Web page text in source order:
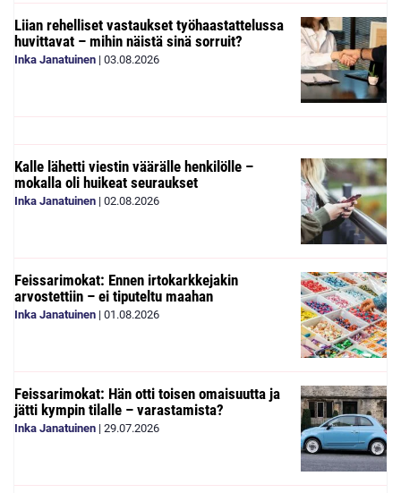
Liian rehelliset vastaukset työhaastattelussa
huvittavat – mihin näistä sinä sorruit?
Inka Janatuinen | 03.08.2026
Kalle lähetti viestin väärälle henkilölle –
mokalla oli huikeat seuraukset
Inka Janatuinen | 02.08.2026
Feissarimokat: Ennen irtokarkkejakin
arvostettiin – ei tiputeltu maahan
Inka Janatuinen | 01.08.2026
Feissarimokat: Hän otti toisen omaisuutta ja
jätti kympin tilalle – varastamista?
Inka Janatuinen | 29.07.2026